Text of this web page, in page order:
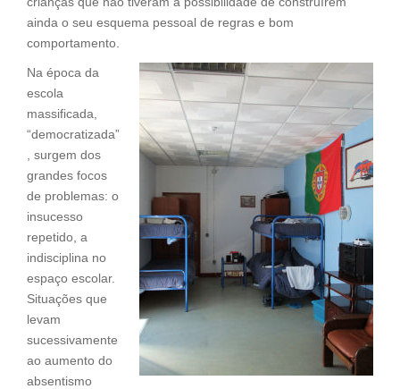
ainda o seu esquema pessoal de regras e bom
comportamento.
Na época da
escola
massificada,
“democratizada”
, surgem dos
grandes focos
de problemas: o
insucesso
repetido, a
indisciplina no
espaço escolar.
Situações que
levam
sucessivamente
ao aumento do
absentismo